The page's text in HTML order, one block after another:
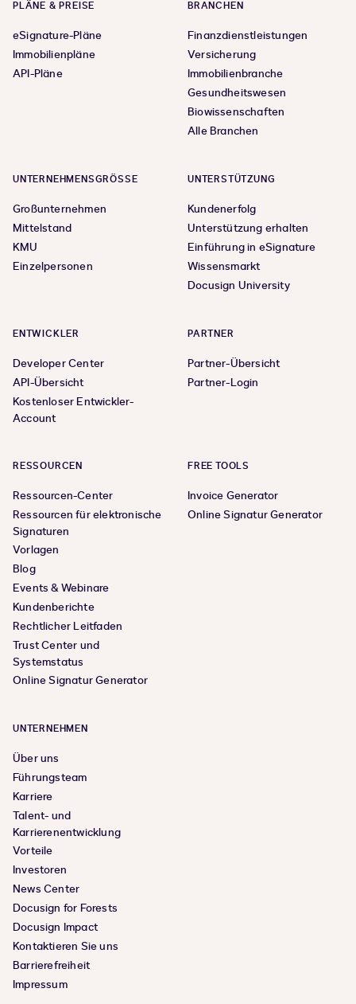
PLÄNE & PREISE
eSignature-Pläne
Immobilienpläne
API-Pläne
BRANCHEN
Finanzdienstleistungen
Versicherung
Immobilienbranche
Gesundheitswesen
Biowissenschaften
Alle Branchen
UNTERNEHMENSGRÖSSE
Großunternehmen
Mittelstand
KMU
Einzelpersonen
UNTERSTÜTZUNG
Kundenerfolg
Unterstützung erhalten
Einführung in eSignature
Wissensmarkt
Docusign University
ENTWICKLER
Developer Center
API-Übersicht
Kostenloser Entwickler-
Account
PARTNER
Partner-Übersicht
Partner-Login
RESSOURCEN
Ressourcen-Center
Ressourcen für elektronische
Signaturen
Vorlagen
Blog
Events & Webinare
Kundenberichte
Rechtlicher Leitfaden
Trust Center und
Systemstatus
Online Signatur Generator
FREE TOOLS
Invoice Generator
Online Signatur Generator
UNTERNEHMEN
Über uns
Führungsteam
Karriere
Talent- und
Karrierenentwicklung
Vorteile
Investoren
News Center
Docusign for Forests
Docusign Impact
Kontaktieren Sie uns
Barrierefreiheit
Impressum